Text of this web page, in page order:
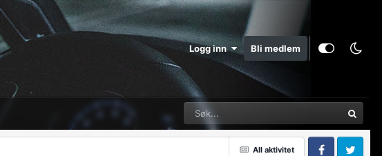
Logg inn Bli medlem
All aktivitet